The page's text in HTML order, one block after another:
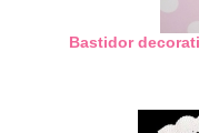
Bastidor